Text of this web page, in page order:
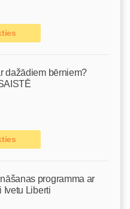
dažādiem bērniem?
programma ar
Ivetu Liberti